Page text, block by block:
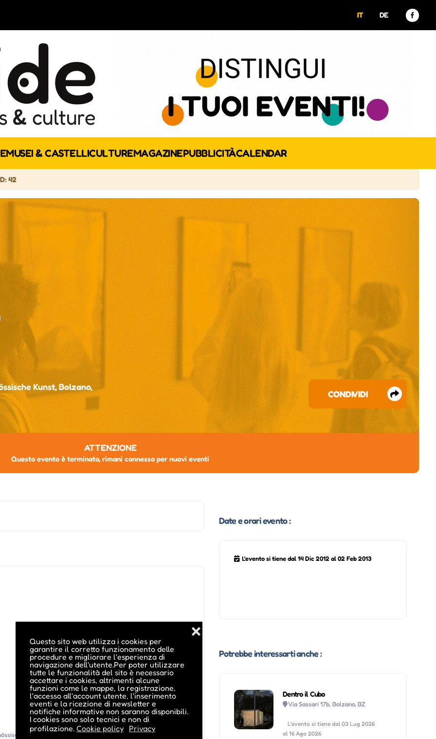
Questo sito web utilizza i cookies per
garantire il corretto funzionamento delle
procedure e migliorare l'esperienza di
navigazione dell'utente.Per poter utilizzare
tutte le funzionalità del sito è necessario
accettare i cookies, altrimenti alcune
funzioni come le mappe, la registrazione,
l'accesso all'account utente, l'inserimento
eventi e la ricezione di newsletter e
notifiche informative non saranno disponibili.
I cookies sono solo tecnici e non di
profilazione. Cookie policy Privacy
❌
IT DE
MUSEI & CASTELLICULTUREMAGAZINEPUBBLICITÀCALENDAR
42
Kunst, Bolzano,
CONDIVIDI
ATTENZIONE
Questo evento è terminato, rimani connesso per nuovi eventi
Kunst, Bolzano, BZ
Date e orari evento :
L'evento si tiene dal 14 Dic 2012 al 02 Feb 2013
Potrebbe interessarti anche :
Dentro il Cubo
Via Sassari 17b, Bolzano, BZ
L'evento si tiene dal 03 Lug 2026
al 16 Ago 2026